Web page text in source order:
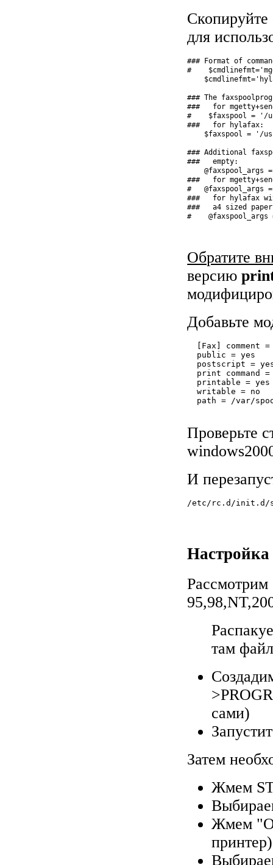
для
### Format of
#
### The
###   for
#    $faxspool = '/
###   for hylafax:
$faxspool = '/
### Additional
###   empty:
@faxspool_args
###   for
#   @faxspool_args
###   for hylafax
###   a4 sized
Обратите
версию
Добавьте
[Fax] comment =
  public = yes
postscript =
print command
  printable = yes
  writable = no
Проверьте
И
/etc/rc.d/init.d/
там
сами)
Затем
Жмем
Жмем
принтер)